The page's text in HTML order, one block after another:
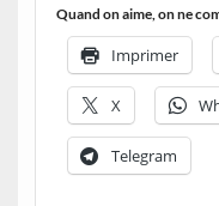
Quand on aime, on ne
Imprimer
X
Telegram